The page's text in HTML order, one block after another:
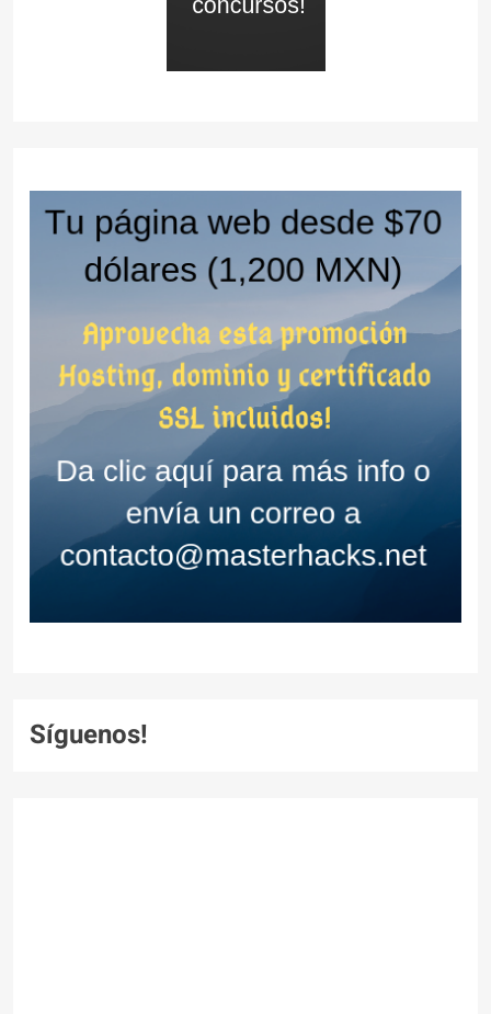
Síguenos!